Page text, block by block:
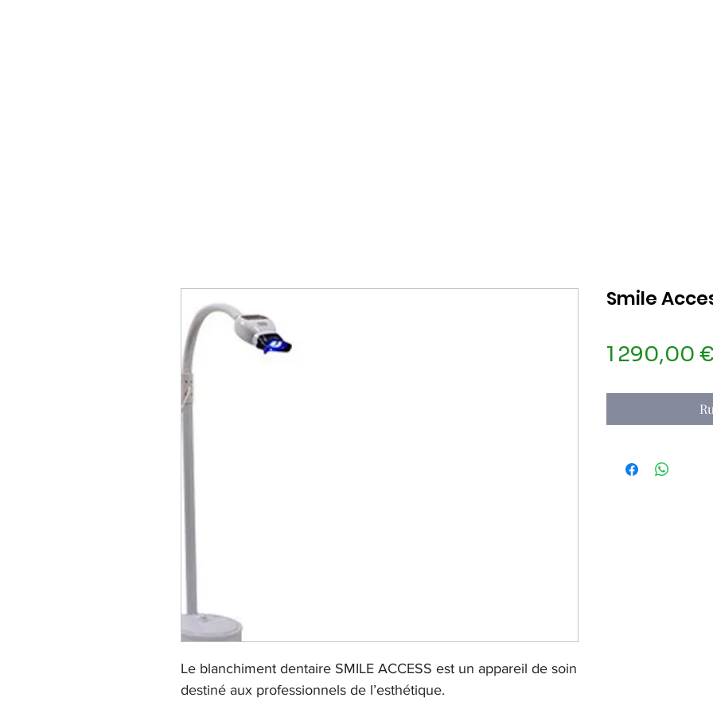
Le blanchiment dentaire SMILE ACCESS est un appareil de soin
destiné aux professionnels de l’esthétique.
Smile
1 290,00 €